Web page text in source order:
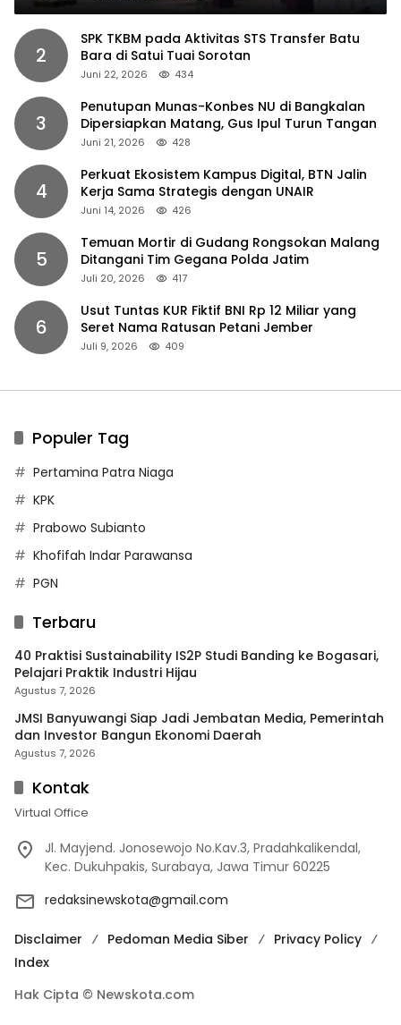
2
SPK TKBM pada Aktivitas STS Transfer Batu
Bara di Satui Tuai Sorotan
Juni 22, 2026 434
3
Penutupan Munas-Konbes NU di Bangkalan
Dipersiapkan Matang, Gus Ipul Turun Tangan
Juni 21, 2026 428
4
Perkuat Ekosistem Kampus Digital, BTN Jalin
Kerja Sama Strategis dengan UNAIR
Juni 14, 2026 426
5
Temuan Mortir di Gudang Rongsokan Malang
Ditangani Tim Gegana Polda Jatim
Juli 20, 2026 417
6
Usut Tuntas KUR Fiktif BNI Rp 12 Miliar yang
Seret Nama Ratusan Petani Jember
Juli 9, 2026 409
Populer Tag
Pertamina Patra Niaga
KPK
Prabowo Subianto
Khofifah Indar Parawansa
PGN
Terbaru
40 Praktisi Sustainability IS2P Studi Banding ke Bogasari,
Pelajari Praktik Industri Hijau
Agustus 7, 2026
JMSI Banyuwangi Siap Jadi Jembatan Media, Pemerintah
dan Investor Bangun Ekonomi Daerah
Agustus 7, 2026
Kontak
Virtual Office
Jl. Mayjend. Jonosewojo No.Kav.3, Pradahkalikendal,
Kec. Dukuhpakis, Surabaya, Jawa Timur 60225
redaksinewskota@gmail.com
Disclaimer Pedoman Media Siber
Privacy Policy
Index
Hak Cipta © Newskota.com